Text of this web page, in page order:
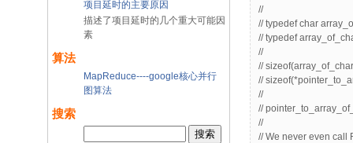
项目延时的主要原因
描述了项目延时的几个重大可能因
素
算法
MapReduce----google核心并行
图算法
搜索
//
// typedef char
// typedef
//
//
//
//
//
//
// We never even call